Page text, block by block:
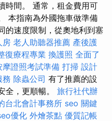
時間。 通常，租金費用可
本指南為外國拖車做準備
的速度限制，從奧地利到塞
房 老人助聽器推薦 產後護
復療程專業 換護照 全面了
摩證照考試準備 打掃 設計
務 除蟲公司 有了推薦的設
全，更順暢。 旅行社代辦
台北會計事務所 seo 關鍵
優化 外燴茶點 優質記帳